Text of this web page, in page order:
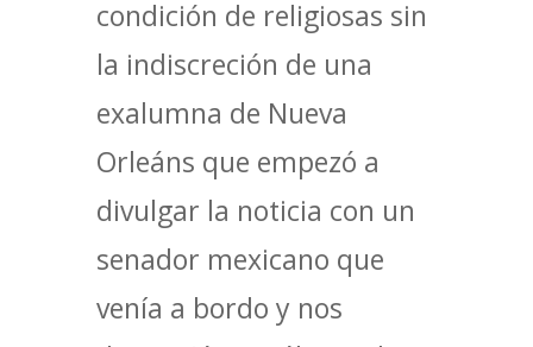
condición de religiosas sin
la indiscreción de una
exalumna de Nueva
Orleáns que empezó a
divulgar la noticia con un
senador mexicano que
venía a bordo y nos